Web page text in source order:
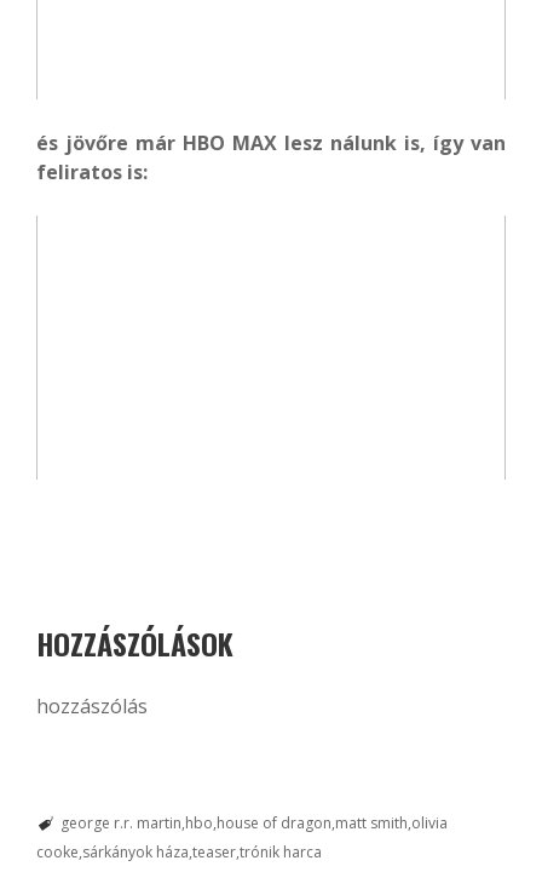
és jövőre már HBO MAX lesz nálunk is, így van
feliratos is:
HOZZÁSZÓLÁSOK
hozzászólás
george r.r. martin hbo house of dragon matt smith olivia
cooke sárkányok háza teasertrónik harca